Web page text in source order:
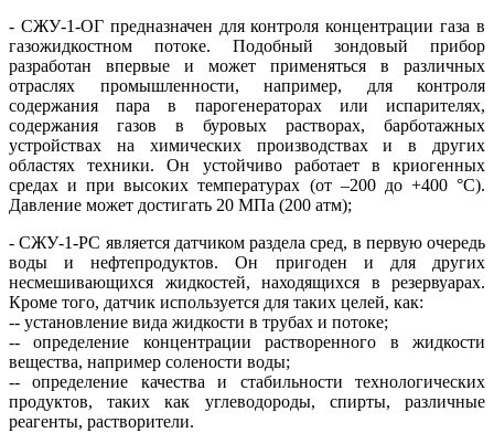
- СЖУ-1-ОГ предназначен для контроля концентрации газа в
газожидкостном потоке. Подобный зондовый прибор
разработан впервые и может применяться в различных
отраслях промышленности, например, для контроля
содержания пара в парогенераторах или испарителях,
содержания газов в буровых растворах, барботажных
устройствах на химических производствах и в других
областях техники. Он устойчиво работает в криогенных
средах и при высоких температурах (от –200 до +400 °C).
Давление может достигать 20 МПа (200 атм);
- СЖУ-1-РС является датчиком раздела сред, в первую очередь
во­ды и нефтепродуктов. Он пригоден и для других
несмешивающихся жидкостей, находящихся в резервуарах.
Кроме того, датчик используется для таких целей, как:
-- установление вида жидкости в трубах и потоке;
-- определение концентрации растворенного в жидкости
вещества, например солености воды;
-- определение качества и стабильности технологических
продуктов, таких как углеводороды, спирты, различные
реагенты, растворители.